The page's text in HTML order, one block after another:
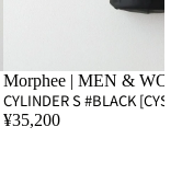
SOLD OUT
Morphee | MEN &
CYLINDER S #BLACK [CYS-
¥35,200